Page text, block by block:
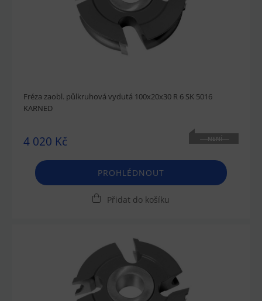
Fréza zaobl. půlkruhová vydutá 100x20x30 R 6 SK 5016
KARNED
4 020 Kč
NENÍ
PROHLÉDNOUT
Přidat do košíku